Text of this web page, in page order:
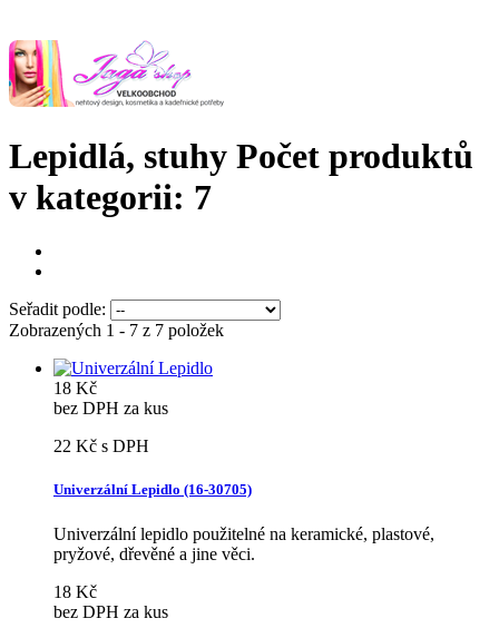
Lepidlá, stuhy Počet produktů
v kategorii: 7
Seřadit podle:
Zobrazených 1 - 7 z 7 položek
18 Kč
bez DPH za kus
22 Kč s DPH
Univerzální Lepidlo (16-30705)
Univerzální lepidlo použitelné na keramické, plastové,
pryžové, dřevěné a jine věci.
18 Kč
bez DPH za kus